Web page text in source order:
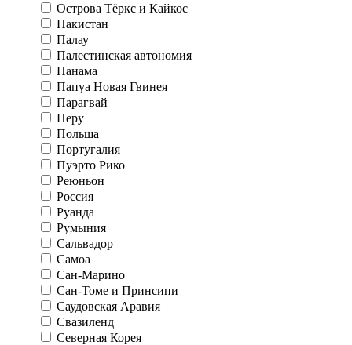
Острова Тёркс и Кайкос
Пакистан
Палау
Палестинская автономия
Панама
Папуа Новая Гвинея
Парагвай
Перу
Польша
Португалия
Пуэрто Рико
Реюньон
Россия
Руанда
Румыния
Сальвадор
Самоа
Сан-Марино
Сан-Томе и Принсипи
Саудовская Аравия
Свазиленд
Северная Корея